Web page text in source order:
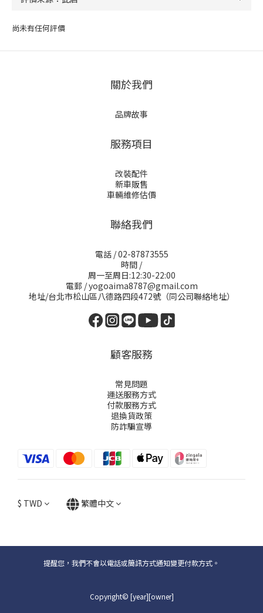
尚未有任何評價
關於我們
品牌故事
服務項目
改裝配件
新車販售
車輛維修估價
聯絡我們
電話 / 02-87873555
時間 /
周一至周日:12:30-22:00
電郵 / yogoaima8787@gmail.com
地址/台北市松山區八德路四段472號（同公司聯絡地址）
顧客服務
常見問題
運送服務方式
付款服務方式
退換貨政策
防詐騙宣導
$ TWD 繁體中文
提醒您，我們不會以電話或簡訊方式通知變更付款方式。
Copyright© [year][owner]